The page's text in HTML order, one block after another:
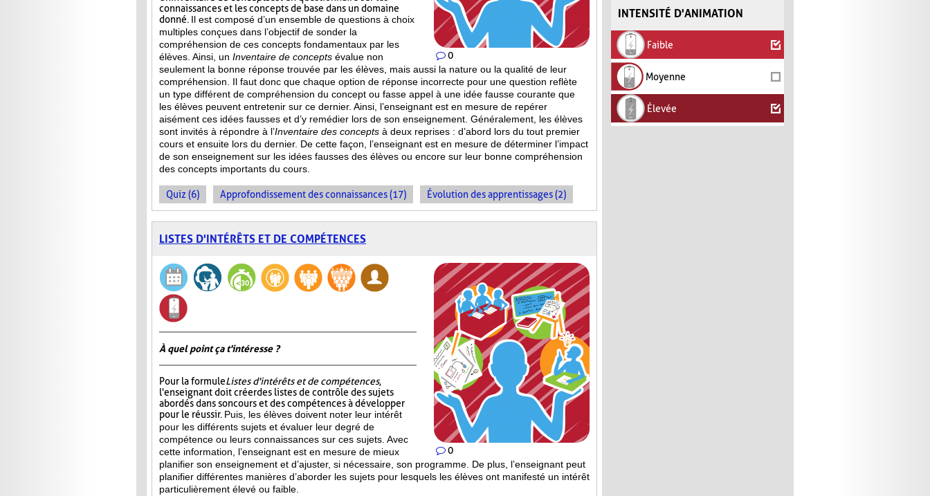
INTENSITÉ D'ANIMATION
Faible
Moyenne
Élevée
0
connaissances et les concepts de base dans un domaine
donné. Il est composé d’un ensemble de questions à choix
multiples conçues dans l’objectif de sonder la
compréhension de ces concepts fondamentaux par les
élèves. Ainsi, un Inventaire de concepts évalue non
seulement la bonne réponse trouvée par les élèves, mais aussi la nature ou la qualité de leur
compréhension. Il faut donc que chaque option de réponse incorrecte pour une question reflète
un type différent de compréhension du concept ou fasse appel à une idée fausse courante que
les élèves peuvent entretenir sur ce dernier. Ainsi, l’enseignant est en mesure de repérer
aisément ces idées fausses et d’y remédier lors de son enseignement. Généralement, les élèves
sont invités à répondre à l’Inventaire des concepts à deux reprises : d’abord lors du tout premier
cours et ensuite lors du dernier. De cette façon, l’enseignant est en mesure de déterminer l’impact
de son enseignement sur les idées fausses des élèves ou encore sur leur bonne compréhension
des concepts importants du cours.
Quiz (6) Approfondissement des connaissances (17) Évolution des apprentissages (2)
LISTES D'INTÉRÊTS ET DE COMPÉTENCES
0
À quel point ça t'intéresse ?
Pour la formuleListes d'intérêts et de compétences,
l'enseignant doit créer des listes de contrôle des sujets
abordés dans son cours et des compétences à développer
pour le réussir. Puis, les élèves doivent noter leur intérêt
pour les différents sujets et évaluer leur degré de
compétence ou leurs connaissances sur ces sujets. Avec
cette information, l’enseignant est en mesure de mieux
planifier son enseignement et d’ajuster, si nécessaire, son programme. De plus, l’enseignant peut
planifier différentes manières d’aborder les sujets pour lesquels les élèves ont manifesté un intérêt
particulièrement élevé ou faible.